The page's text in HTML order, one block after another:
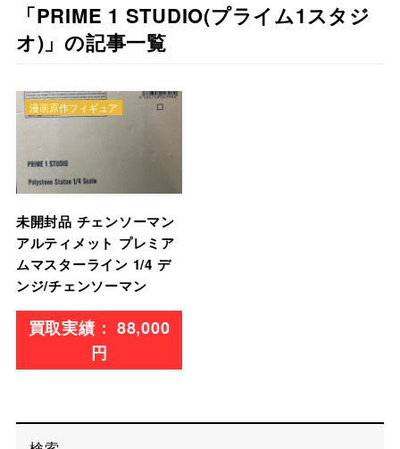
「PRIME 1 STUDIO(プライム1スタジ
オ)」の記事一覧
未開封品 チェンソーマン
アルティメット プレミア
ムマスターライン 1/4 デ
ンジ/チェンソーマン
88,000
円
漫画原作フィギュア